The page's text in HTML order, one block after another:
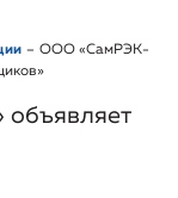
данных
ООО «СамРЭК-